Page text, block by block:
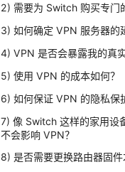
2) 需要为 Switch 购买专门
3) 如何确定 VPN 服务器的
4) VPN 是否会暴露我的真
5) 使用 VPN 的成本如何？
6) 如何保证 VPN 的隐私保
7) 像 Switch 这样的家用设
不会影响 VPN？
8) 是否需要更换路由器固件